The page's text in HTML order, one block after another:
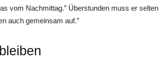
vom Nachmittag.” Überstunden muss er selten
auch gemeinsam auf.”